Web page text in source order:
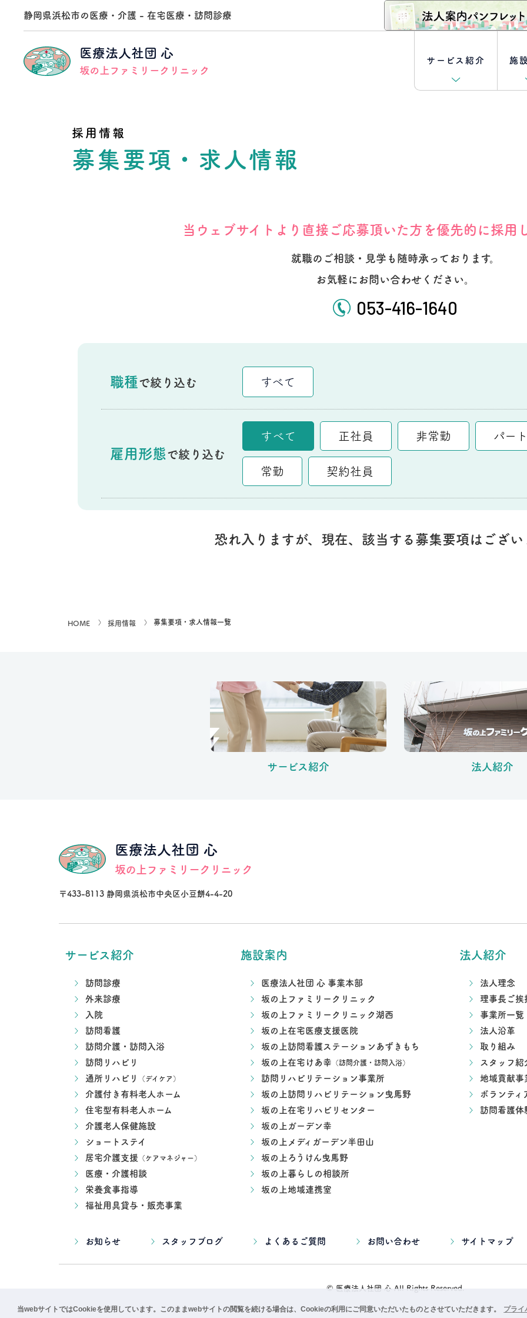
当webサイトではCookieを使用しています。このままwebサイトの閲覧を続ける場合は、Cookieの利用にご同意いただいたものとさせていただきます。 プライ
静岡県浜松市の医療・介護 - 在宅医療・訪問診療
医療法人社団 心
坂の上ファミリークリニック
サービス紹介
訪問診療
訪問看護
ショートステイ
栄養食事指導
施
医療法人社団心 事業本部
坂の上在宅医療支援医院
坂の上メディガーデン半田山
坂の上地域連携室
法人理念
法人沿革
採用メッセージ
募集要項
クロストークケアマネジャー編
採用情報
募集要項・求人情報
当ウェブサイトより直接ご応募頂いた方を優先的に採用
就職のご相談・見学も随時承っております。
お気軽にお問い合わせください。
053-416-1640
職種で絞り込む すべて
雇用形態 で絞り込む
すべて 正社員 非常勤 パー
常勤 契約社員
恐れ入りますが、現在、該当する募集要項はござい
HOME 採用情報 募集要項・求人情報一覧
サービス紹介 法人紹介
医療法人社団 心
坂の上ファミリークリニック
〒433-8113 静岡県浜松市中央区小豆餅4-4-20
サービス紹介
訪問診療
外来診療
入院
訪問看護
訪問介護・訪問入浴
訪問リハビリ
通所リハビリ
（デイケア）
介護付き有料老人ホーム
住宅型有料老人ホーム
介護老人保健施設
ショートステイ
居宅介護支援 （ケアマネジャー）
医療・介護相談
栄養食事指導
福祉用具貸与・販売事業
施設案内
医療法人社団 心 事業本部
坂の上ファミリークリニック
坂の上ファミリークリニック湖西
坂の上在宅医療支援医院
坂の上訪問看護ステーションあずきもち
坂の上在宅けあ幸
（訪問介護・訪問入浴）
訪問リハビリテーション事業所
坂の上訪問リハビリテーション曳馬野
坂の上在宅リハビリセンター
坂の上ガーデン幸
坂の上メディガーデン半田山
坂の上ろうけん曳馬野
坂の上暮らしの相談所
坂の上地域連携室
法人紹介
法人理念
理事長ご挨
事業所一覧
法人沿革
取り組み
スタッフ紹
地域貢献事
ボランティ
訪問看護体
お知らせ スタッフブログ よくあるご質問 お問い合わせ サイトマップ
© 医療法人社団 心 All Rights Reserved.